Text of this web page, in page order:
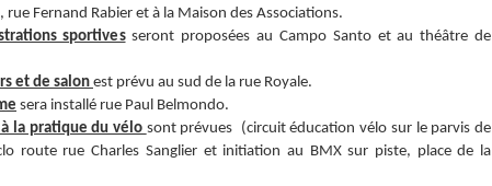
rue Fernand Rabier et à la Maison des Associations.
sportives seront proposées au Campo Santo et au théâtre de
et de salon est prévu au sud de la rue Royale.
sera installé rue Paul Belmondo.
la pratique du vélo sont prévues (circuit éducation vélo sur le parvis de
route rue Charles Sanglier et initiation au BMX sur piste, place de la